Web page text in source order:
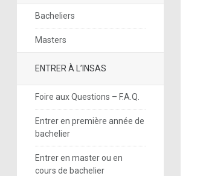
Bacheliers
Masters
ENTRER À L’INSAS
Foire aux Questions – F.A.Q.
Entrer en première année de
bachelier
Entrer en master ou en
cours de bachelier